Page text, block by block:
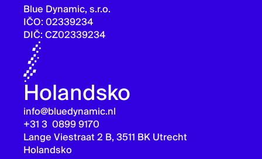
Blue Dynamic, s.r.o.
IČO: 02339234
DIČ: CZ02339234
Holandsko
info@bluedynamic.nl
+31 3 0899 9170
Lange Viestraat 2 B, 3511 BK Utrecht
Holandsko